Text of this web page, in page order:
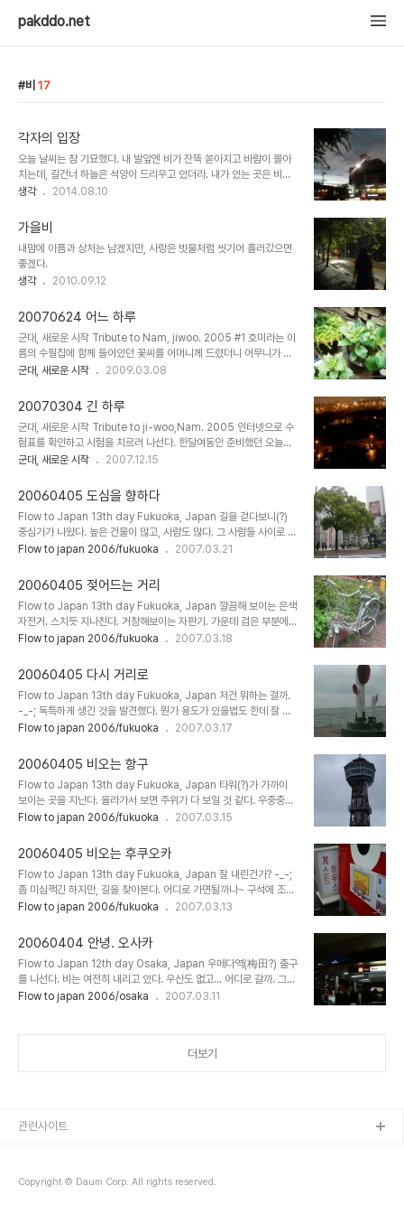
pakddo.net
비 17
각자의 입장
오늘 날씨는 참 기묘했다. 내 발앞엔 비가 잔뜩 쏟아지고 바람이 몰아
치는데, 길건너 하늘은 석양이 드리우고 있더라. 내가 있는 곳은 비가
엄청와서 힘든데 저 멀리는 맑은하늘이 보이면 나는 그 곳에 내가 있었
건 다 비슷한거 아닐까 싶다. 각자가 다 힘든거니까 자기 앞에 놓인 상
황을 어떻게든 잘해보려고 하는게 최선인가 싶다.이 또한 지나가리라.
생각 2014.08.10
가을비
내맘에 아픔과 상처는 남겠지만, 사랑은 빗물처럼 씻기어 흘러갔으면
좋겠다.
생각
2010.09.12
20070624 어느 하루
군대, 새로운 시작 Tribute to Nam, jiwoo. 2005 #1 호미라는 이
름의 수필집에 함께 들어있던 꽃씨를 어머니께 드렸더니 어무니가 이
렇게나 크게 키워두셨다. 시간은 빠르게 흐르고 있다. #2 푸르름을 머
빛이 난다. 슬슬 여름이로구나. #3 친구들을 만나러 코엑스로 가는 버
스 안. 붉게 들어온 정차 표시등이 눈길을 끈다. #4 친구들과 영화를
보고 나오는 길. 오션스 13을 봤던가. 아른아른한 길을 따라 걸음을 옮
긴다. #5 하얀 구름에 가린 하늘 사이로 흐르는 한가로움을 만끽해본
다. 아 사회공기. -_-; 군인은 부대 밖에만 있으면 그것만으로도 행복
가..
군대, 새로운 시작 2009.03.08
20070304 긴 하루
군대, 새로운 시작 Tribute to ji-woo,Nam. 2005 인터넷으로 수
험표를 확인하고 시험을 치르러 나선다. 한달여동안 준비했던 오늘이
다. 시험칠 학교가 있는 신당역에 도착. 한참을 걷는다. 다들 시험을 보
이 아직 차다. 성동공업고등학교. 요즘은 학교 건물들이 거의 다 깔끔
하다. 시험장을 간판과 함께 어우러진 좌판. 시험이 있는 줄 어떻게 아
시는지 항상 먼저 자릴 잡고 계신 아주머니들. 멍하니 화살표를 따라
시험장으로 향한다. 수험번호에 맞는 교실을 찾고, 계단을 오른다. 몇
번을 훑어본 시험지들을 다시 또 뒤적이며 시간을 기다린다. 고등학교
치고 나오는 ..
군대, 새로운 시작 2007.12.15
20060405 도심을 향하다
Flow to Japan 13th day Fukuoka, Japan 길을 걷다보니(?)
중심가가 나왔다. 높은 건물이 많고, 사람도 많다. 그 사람들 사이로 들
어선다. 재밌게 생긴 시계를 유심히 보다가, 근처에 보이는 카메라 상
쓸수 있는 렌즈를 발견해서 급하게 찾아보려하다가, 도쿄에서 샀던 렌
즈를 떨어뜨렸다. 소리를 내며 UV필터가 깨져버렸고 굉장히 당황해
서 어쩔줄 몰라하는 내게 점원이 달려와서 괜찮냐고 묻고는 바로 내가
어질러 놓은 것을 치우기 시작했다. 미안할 정도로 열심히 치우고는 괜
찮냐고 물어봐주는 마음 씀씀이가 참 고마웠다. 한바탕 전쟁을 치르고
다시 건물 ..
Flow to japan 2006/fukuoka 2007.03.21
20060405 젖어드는 거리
Flow to Japan 13th day Fukuoka, Japan 깔끔해 보이는 은색
자전거. 스치듯 지나친다. 거창해보이는 자판기. 가운데 검은 부분에선
동영상도 나온다. -_-; 모양이 특이하다. 한가로운 거리를 따라 계속
탑은 멀찌감치 가있다. 그냥 술이라고 써있길래 가까이 가봤다. 오옷!
술 할인 매장을 발견. 특이한 병의 술을 한병산다. 아버지 가져다 드릴
까나~ 저녁에 먹을 맥주 몇캔과 안주거리도 챙겨든다. 한손엔 술이 든
봉지를 달랑달랑 들고 다시 거리로 나섰다. 벚꽃이 피어 있다. 종종 걸
음으로 뛰어가는 아가씨가 왠지 반갑다. 왜 이리 사람이 없는 거지 -_-
Flow to japan 2006/fukuoka 2007.03.18
20060405 다시 거리로
Flow to Japan 13th day Fukuoka, Japan 저건 뭐하는 걸까.
-_-; 독특하게 생긴 것을 발견했다. 뭔가 용도가 있을법도 한데 잘 모
르겠다. 바람을 맞서서 조심조심 걷는다. 기둥에 보이는 작은 낙서가
힐끔 보지만, 뭐 역시나 들어가 보지 않는다. 견학은 무료(見?無料)라
는데 들어가 볼껄 그랬나. -_-; 줄줄이 늘어선 버스와 택시는 사람들을
기다린다. 오호. X Sports를 즐기는 곳인가 보다. 날씨 좋을때 구경
와도 좋겠는 걸. 덩그러니 교통시설만 있는 것 보다는 유동인구가 많은
곳 주변을 공원으로 꾸며놓은 점이 맘에 든다. 버스정류장을 지나간다.
Flow to japan 2006/fukuoka 2007.03.17
20060405 비오는 항구
Flow to Japan 13th day Fukuoka, Japan 타워(?)가 가까이
보이는 곳을 지난다. 올라가서 보면 주위가 다 보일 것 같다. 우중충한
날씨 사이로 여기저기 기웃거려 본다. 하카타항 베이사이드 뮤지엄. 아
하리만치 사람이 없다. 어느 골목한 귀퉁이. 나무로 만든 문같은 것들
이 줄을 지어 서있다. 나이 지긋한 할아버지 같은 느낌이랄까. 편안한
느낌. 문을 연곳도 거의 없어서, 그냥 여기저기 기웃거리기만 한다. 작
은 주점같은 곳. 현대식 건물에 어울리는 나무문이다. ^^ 작은 가게들
이 모여있을 법한 곳. 빛바랜 차양이 드리워져 있어서 좀 허름해 보인
Flow to japan 2006/fukuoka 2007.03.15
20060405 비오는 후쿠오카
Flow to Japan 13th day Fukuoka, Japan 잘 내린건가? -_-;
좀 미심쩍긴 하지만, 길을 찾아본다. 어디로 가면될까나~ 구석에 조그
마하게 보이는 한글 간판. 후쿠오카 게스트하우스 어째 좀 허름하다.
쓰는 모양. 붉은 글씨가 인상적이다. 얼핏 허름해보이는 숙소에 살짝
실망했지만, 친절하게 체크인 전까진 짐을 맡아주신다 해서 배낭을 맡
겨두고 돌아다닐 채비를 한다. 오사카에서 100엔샵에서 사놓고 배낭
에 넣어둬서 쓰지 못한 우산도 챙겨들고 만반의 준비를 한다. -_-; 거
리로 나선다. 여전히 우중충한 날씨. 흐르는 차들을 바라보며 발길닿는
Flow to japan 2006/fukuoka 2007.03.13
20060404 안녕. 오사카
Flow to Japan 12th day Osaka, Japan 우메다역(梅田?) 출구
를 나선다. 비는 여전히 내리고 있다. 우산도 없고... 어디로 갈까. 그냥
나섰다. 지하도로 연결된 통로를 지나는데 스룻토 간사이(スルッと
구경하다가 몇가지 필요한 것들을 샀다. 다행히 이제 사진을 옮길 수
Flow to japan 2006/osaka 2007.03.11
더보기
Copyright © Daum Corp. All rights reserved.
관련사이트